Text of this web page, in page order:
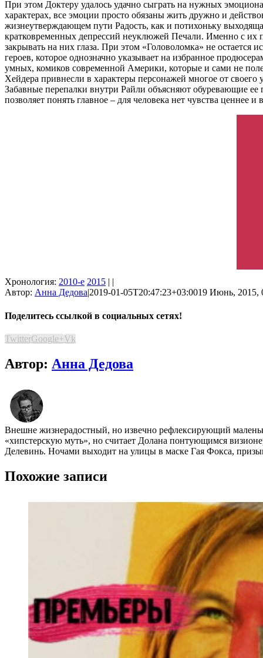
При этом Доктеру удалось удачно сыграть на нужных
характерах, все эмоции просто обязаны жить дружно и
жизнеутверждающем пути Радость, как и потихоньку
кратковременных депрессий неуклюжей Печали. Именно с их
закрывать на них глаза. При этом «Головоломка» не
героев, которое однозначно указывает на избранное
умных, комиков современной Америки, которые и сами не
Хейдера привнесли в характеры персонажей многое от
Забавные перепалки внутри Райли объясняют обуревающие ее
позволяет понять главное – для человека нет чувства ценнее
Хронология: 2010-е 2015 | |
Автор: Анна Дедова|2019-01-05T20:47:23+03:0019 Июнь, 2015,
Поделитесь ссылкой в социальных сетях!
TwitterGoogle+Vk
Автор: Анна Дедова
Внешне жизнерадостный, но извечно рефлексирующий
«хипстерскую муть», но считает Долана понтующимся
Делевинь. Ночами выходит на улицы в маске Гая Фокса,
Похожие записи